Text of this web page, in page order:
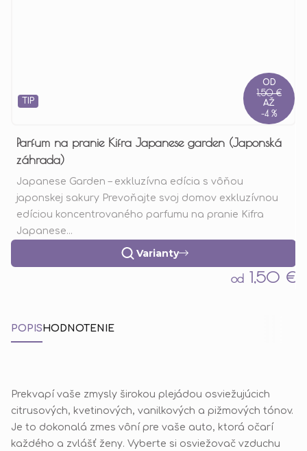
TIP
OD
1,50 €
AŽ
–4 %
Parfum na pranie Kifra Japanese garden (Japonská
záhrada)
od 1,50 €
Varianty
Japanese Garden – exkluzívna edícia s vôňou
japonskej sakury Prevoňajte svoj domov exkluzívnou
edíciou koncentrovaného parfumu na pranie Kifra
Japanese...
POPIS HODNOTENIE
Prekvapí vaše zmysly širokou plejádou osviežujúcich
citrusových, kvetinových, vanilkových a pižmových tónov.
Je to dokonalá zmes vôní pre vaše auto, ktorá očarí
každého a zvlášť ženy. Vyberte si osviežovač vzduchu